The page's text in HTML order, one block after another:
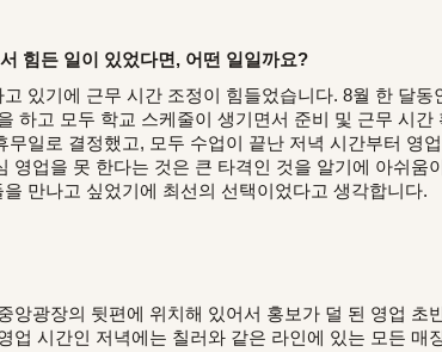
힘든 일이 있었다면, 어떤 일일까요?
있기에 근무 시간 조정이 힘들었습니다. 8월 한 달
하고 모두 학교 스케줄이 생기면서 준비 및 근무 시
무일로 결정했고, 모두 수업이 끝난 저녁 시간부터 영
영업을 못 한다는 것은 큰 타격인 것을 알기에 아쉬움
만나고 싶었기에 최선의 선택이었다고 생각합니다.
앙광장의 뒷편에 위치해 있어서 홍보가 덜 된 영업 초
업 시간인 저녁에는 칠러와 같은 라인에 있는 모든 매